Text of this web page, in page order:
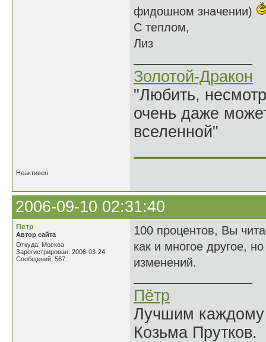
фидошном значении)
С теплом,
Лиз
Золотой-Дракон
"Любить,
очень даже
вселенной"
Неактивен
2006-09-10 02:31:40
Пётр
Автор сайта
Откуда: Москва
Зарегистрирован: 2006-03-24
Сообщений: 567
100 процентов, Вы
как и многое другое,
изменений.
Пётр
Лучшим каждому
Козьма Прутков.